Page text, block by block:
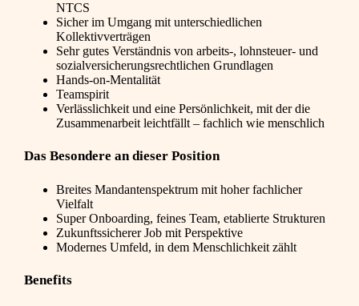
NTCS
Sicher im Umgang mit unterschiedlichen
Kollektivverträgen
Sehr gutes Verständnis von arbeits-, lohnsteuer- und
sozialversicherungsrechtlichen Grundlagen
Hands-on-Mentalität
Teamspirit
Verlässlichkeit und eine Persönlichkeit, mit der die
Zusammenarbeit leichtfällt – fachlich wie menschlich
Das Besondere an dieser Position
Breites Mandantenspektrum mit hoher fachlicher
Vielfalt
Super Onboarding, feines Team, etablierte Strukturen
Zukunftssicherer Job mit Perspektive
Modernes Umfeld, in dem Menschlichkeit zählt
Benefits